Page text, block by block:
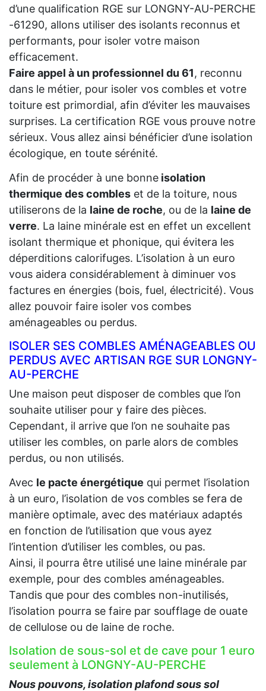
d’une qualification RGE sur LONGNY-AU-PERCHE
-61290, allons utiliser des isolants reconnus et
performants, pour isoler votre maison
efficacement.
Faire appel à un professionnel du 61, reconnu
dans le métier, pour isoler vos combles et votre
toiture est primordial, afin d’éviter les mauvaises
surprises. La certification RGE vous prouve notre
sérieux. Vous allez ainsi bénéficier d’une isolation
écologique, en toute sérénité.
Afin de procéder à une bonne isolation
thermique des combles et de la toiture, nous
utiliserons de la laine de roche, ou de la laine de
verre. La laine minérale est en effet un excellent
isolant thermique et phonique, qui évitera les
déperditions calorifuges. L’isolation à un euro
vous aidera considérablement à diminuer vos
factures en énergies (bois, fuel, électricité). Vous
allez pouvoir faire isoler vos combes
aménageables ou perdus.
ISOLER SES COMBLES AMÉNAGEABLES OU
PERDUS AVEC ARTISAN RGE SUR LONGNY-
AU-PERCHE
Une maison peut disposer de combles que l’on
souhaite utiliser pour y faire des pièces.
Cependant, il arrive que l’on ne souhaite pas
utiliser les combles, on parle alors de combles
perdus, ou non utilisés.
Avec le pacte énergétique qui permet l’isolation
à un euro, l’isolation de vos combles se fera de
manière optimale, avec des matériaux adaptés
en fonction de l’utilisation que vous ayez
l’intention d’utiliser les combles, ou pas.
Ainsi, il pourra être utilisé une laine minérale par
exemple, pour des combles aménageables.
Tandis que pour des combles non-inutilisés,
l’isolation pourra se faire par soufflage de ouate
de cellulose ou de laine de roche.
Isolation de sous-sol et de cave pour 1 euro
seulement à LONGNY-AU-PERCHE
Nous pouvons, isolation plafond sous sol